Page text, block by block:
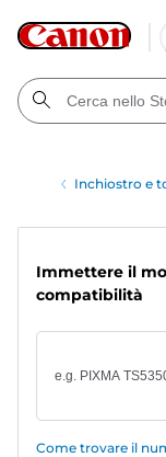
Inchiostro e
Immettere il
compatibilità
Come trovare il